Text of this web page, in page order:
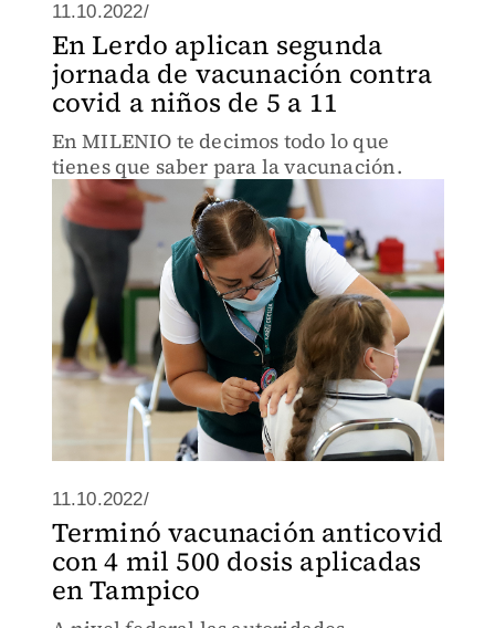
11.10.2022/
En Lerdo aplican segunda
jornada de vacunación contra
covid a niños de 5 a 11
En MILENIO te decimos todo lo que
tienes que saber para la vacunación.
11.10.2022/
Terminó vacunación anticovid
con 4 mil 500 dosis aplicadas
en Tampico